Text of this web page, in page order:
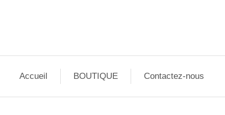
Accueil BOUTIQUE Contactez-nous